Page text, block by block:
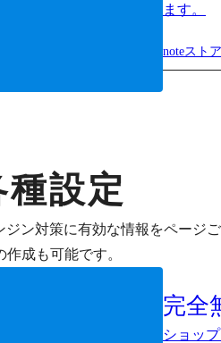
ます。
noteスト
設定
ン対策に有効な情報をページ
作成も可能です。
完全
ショッ